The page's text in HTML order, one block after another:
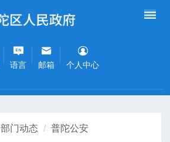
语言 邮箱 个人中心
部门动态 普陀公安